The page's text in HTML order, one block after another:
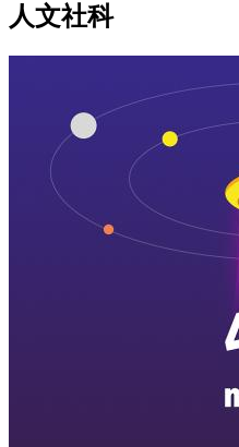
人文社科